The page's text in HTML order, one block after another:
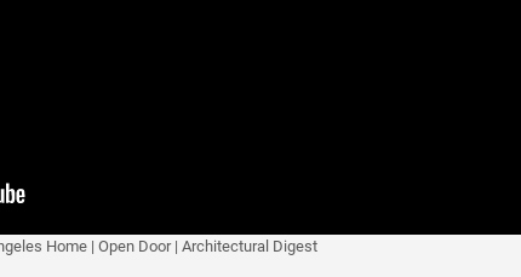
Home | Open Door | Architectural Digest